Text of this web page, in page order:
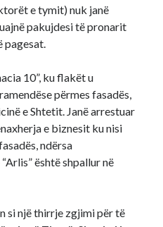
e tymit) nuk janë
pakujdesi të pronarit
pagesat.
10”, ku flakët u
përmes fasadës,
e Shtetit. Janë arrestuar
e biznesit ku nisi
ndërsa
është shpallur në
si një thirrje zgjimi për të